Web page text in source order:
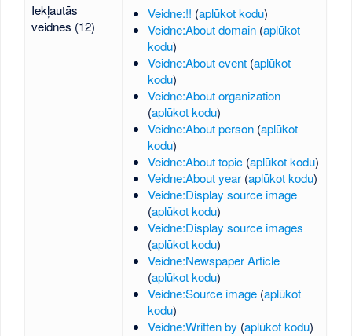
Iekļautās
veidnes (12)
Veidne:!! (aplūkot kodu)
Veidne:About domain (aplūkot
kodu)
Veidne:About event (aplūkot
kodu)
Veidne:About organization
(aplūkot kodu)
Veidne:About person (aplūkot
kodu)
Veidne:About topic (aplūkot kodu)
Veidne:About year (aplūkot kodu)
Veidne:Display source image
(aplūkot kodu)
Veidne:Display source images
(aplūkot kodu)
Veidne:Newspaper Article
(aplūkot kodu)
Veidne:Source image (aplūkot
kodu)
Veidne:Written by (aplūkot kodu)